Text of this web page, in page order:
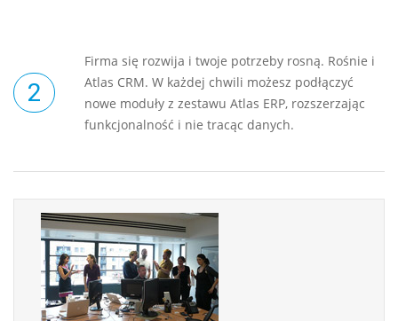
Firma się rozwija i twoje potrzeby rosną. Rośnie i
Atlas CRM. W każdej chwili możesz podłączyć
nowe moduły z zestawu Atlas ERP, rozszerzając
funkcjonalność i nie tracąc danych.